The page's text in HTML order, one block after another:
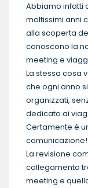
Abbiamo infatti
moltissimi anni
alla scoperta
conoscono la
meeting e
La stessa cosa
che ogni anno
organizzati,
dedicato ai
Certamente è
comunicazione!
La revisione
collegamento
meeting e